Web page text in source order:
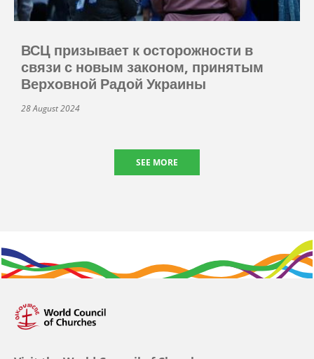
ВСЦ призывает к осторожности в
связи с новым законом, принятым
Верховной Радой Украины
28 August 2024
SEE MORE